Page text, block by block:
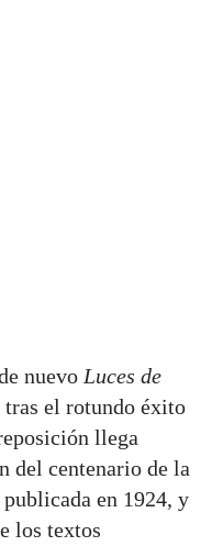
nuevo Luces de
el rotundo éxito
llega
del centenario de la
en 1924, y
los textos